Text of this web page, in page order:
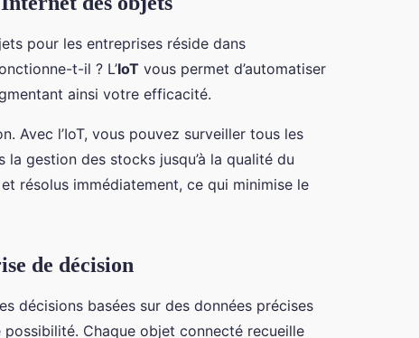
pour les entreprises réside dans
t-il ? L’IoT vous permet d’automatiser
ainsi votre efficacité.
Avec l’IoT, vous pouvez surveiller tous les
gestion des stocks jusqu’à la qualité du
résolus immédiatement, ce qui minimise le
de décision
décisions basées sur des données précises
Chaque objet connecté recueille